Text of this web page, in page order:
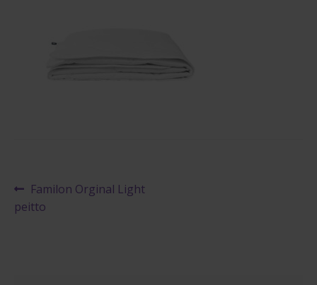
Maksuehdot
Artikkelien
selaus
Edellinen
artikkeli
Familon Orginal Light
peitto